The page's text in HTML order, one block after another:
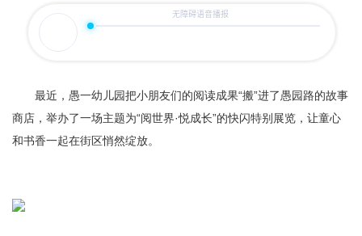
最近，愚一幼儿园把小朋友们的阅读成果“搬”进了愚园路的故事
商店，举办了一场主题为“阅世界·悦成长”的快闪特别展览，让童心
和书香一起在街区悄然绽放。